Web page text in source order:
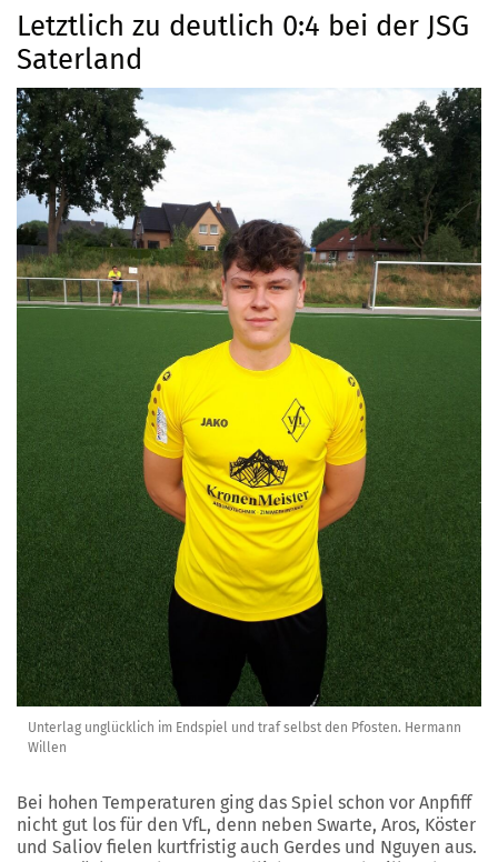
Letztlich zu deutlich 0:4 bei der JSG
Saterland
Unterlag unglücklich im Endspiel und traf selbst den Pfosten. Hermann
Willen
Bei hohen Temperaturen ging das Spiel schon vor Anpfiff
nicht gut los für den VfL, denn neben Swarte, Aros, Köster
und Saliov fielen kurtfristig auch Gerdes und Nguyen aus.